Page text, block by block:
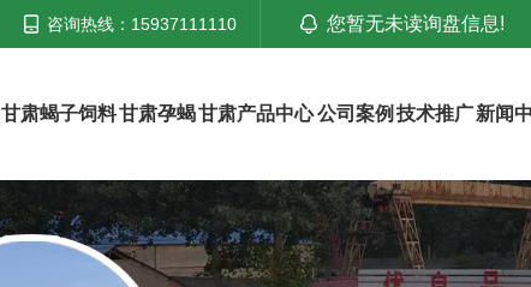
咨询热线：15937111110 您暂无未读询盘信息!
甘肃蝎子饲料甘肃孕蝎甘肃产品中心公司案例 技术推广新闻